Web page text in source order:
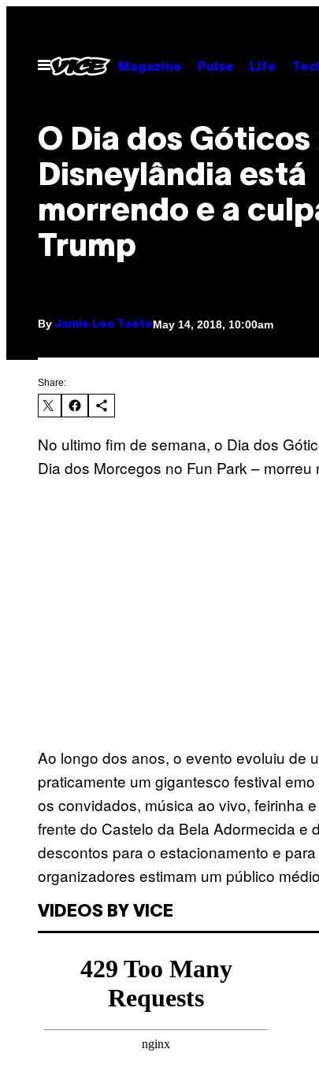
contentOpen
Menu
Magazine Pulse Life
O Dia dos Góticos
Disneylândia está
morrendo e a
Trump
By Jamie Lee TaeteMay 14, 2018, 10:00am
Share:
No ultimo fim de semana, o Dia dos
Dia dos Morcegos no Fun Park –
Ao longo dos anos, o evento evoluiu de
praticamente um gigantesco festival
os convidados, música ao vivo, feirinha
frente do Castelo da Bela Adormecida
descontos para o estacionamento e
organizadores estimam um público
VIDEOS BY VICE